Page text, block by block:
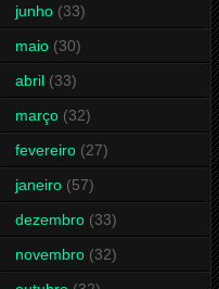
junho (33)
maio (30)
abril (33)
março (32)
fevereiro (27)
janeiro (57)
dezembro (33)
novembro (32)